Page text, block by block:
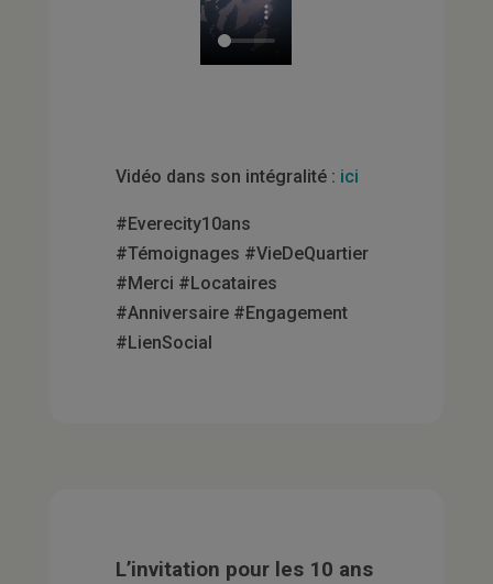
Vidéo dans son intégralité : ici
#Everecity10ans
#Témoignages #VieDeQuartier
#Merci #Locataires
#Anniversaire #Engagement
#LienSocial
L’invitation pour les 10 ans